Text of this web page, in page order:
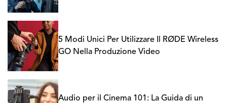
5 Modi Unici Per Utilizzare Il RØDE Wireless
GO Nella Produzione Video
Audio per il Cinema 101: La Guida di un